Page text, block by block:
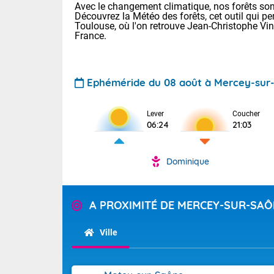
Pour la
Tendance
Avec le changement climatique, nos forêts
Découvrez la Météo des forêts, cet outil qui
Toulouse, où l'on retrouve Jean-Christophe
France.
Ephéméride du 08 août à Mercey-
Lever
06:24
Coucher
21:03
Dominique
A PROXIMITÉ DE MERCEY-SUR-
Ville
Voici les
: 13/28 Paris
Clermont-
Lille : 14/29
Aujourd'hui
Très